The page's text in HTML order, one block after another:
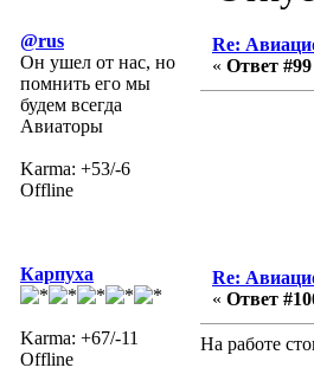
@rus
Он ушел от нас, но
помнить его мы
будем всегда
Авиаторы
Karma: +53/-6
Offline
Re:
« Ответ
Карпуха
Karma: +67/-11
Offline
Re:
« Ответ
На работе